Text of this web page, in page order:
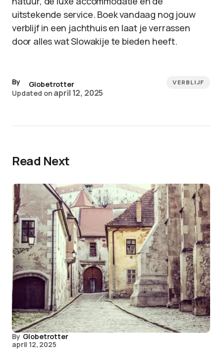
uitstekende service. Boek vandaag nog jouw
verblijf in een jachthuis en laat je verrassen
door alles wat Slowakije te bieden heeft.
By
Globetrotter
Updated on april 12, 2025
VERBLIJF
Read Next
By Globetrotter
april 12, 2025